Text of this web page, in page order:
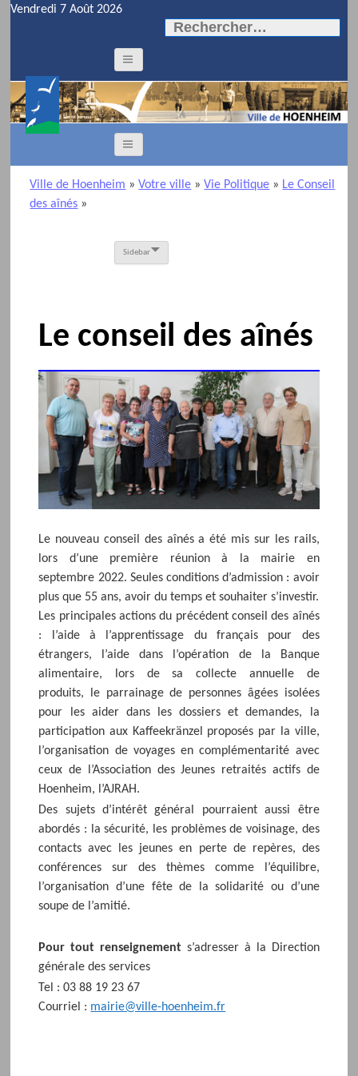
Vendredi 7 Août 2026
Rechercher :
Ville de Hoenheim »Votre ville »Vie Politique » Le Conseil
des aînés »
Sidebar
Le conseil des aînés
Le nouveau conseil des aînés a été mis sur les rails,
lors d’une première réunion à la mairie en
septembre 2022. Seules conditions d’admission : avoir
plus que 55 ans, avoir du temps et souhaiter s’investir.
Les principales actions du précédent conseil des aînés
: l’aide à l’apprentissage du français pour des
étrangers, l’aide dans l’opération de la Banque
alimentaire, lors de sa collecte annuelle de
produits, le parrainage de personnes âgées isolées
pour les aider dans les dossiers et demandes, la
participation aux Kaffeekränzel proposés par la ville,
l’organisation de voyages en complémentarité avec
ceux de l’Association des Jeunes retraités actifs de
Hoenheim, l’AJRAH.
Des sujets d’intérêt général pourraient aussi être
abordés : la sécurité, les problèmes de voisinage, des
contacts avec les jeunes en perte de repères, des
conférences sur des thèmes comme l’équilibre,
l’organisation d’une fête de la solidarité ou d’une
soupe de l’amitié.
Pour tout renseignement s’adresser à la Direction
générale des services
Tel : 03 88 19 23 67
Courriel : mairie@ville-hoenheim.fr